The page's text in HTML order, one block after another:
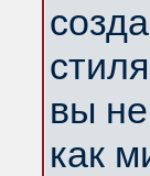
вы
как